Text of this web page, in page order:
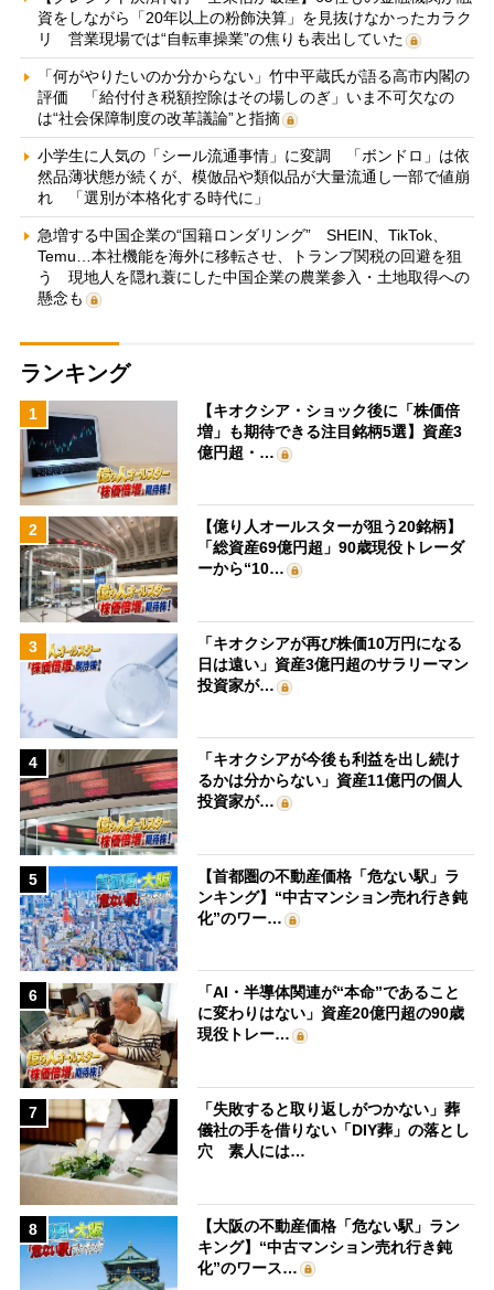
資をしながら「20年以上の粉飾決算」を見抜けなかったカラク
リ 営業現場では“自転車操業”の焦りも表出していた
「何がやりたいのか分からない」竹中平蔵氏が語る高市内閣の
評価 「給付付き税額控除はその場しのぎ」いま不可欠なの
は“社会保障制度の改革議論”と指摘
小学生に人気の「シール流通事情」に変調 「ボンドロ」は依
然品薄状態が続くが、模倣品や類似品が大量流通し一部で値崩
れ 「選別が本格化する時代に」
急増する中国企業の“国籍ロンダリング” SHEIN、TikTok、
Temu…本社機能を海外に移転させ、トランプ関税の回避を狙
う 現地人を隠れ蓑にした中国企業の農業参入・土地取得への
懸念も
ランキング
1
【キオクシア・ショック後に「株価倍
増」も期待できる注目銘柄5選】資産3
億円超・…
2
【億り人オールスターが狙う20銘柄】
「総資産69億円超」90歳現役トレーダ
ーから“10…
3
「キオクシアが再び株価10万円になる
日は遠い」資産3億円超のサラリーマン
投資家が…
4
「キオクシアが今後も利益を出し続け
るかは分からない」資産11億円の個人
投資家が…
5
【首都圏の不動産価格「危ない駅」ラ
ンキング】“中古マンション売れ行き鈍
化”のワー…
6
「AI・半導体関連が“本命”であること
に変わりはない」資産20億円超の90歳
現役トレー…
7
「失敗すると取り返しがつかない」葬
儀社の手を借りない「DIY葬」の落とし
穴 素人には…
8
【大阪の不動産価格「危ない駅」ラン
キング】“中古マンション売れ行き鈍
化”のワース…